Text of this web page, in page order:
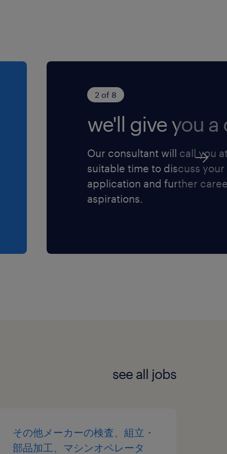
2 of 8
we'll give you a
Our consultant will call you
suitable time to discuss your
application and further
aspirations.
see all jobs
その他メーカーの検査、組立・
部品加工、マシンオペレータ